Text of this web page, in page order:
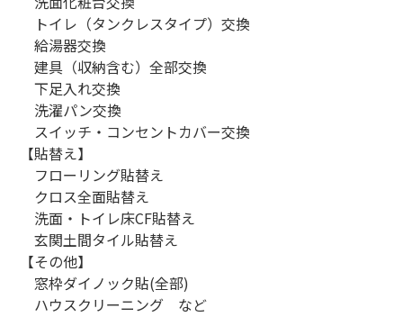
トイレ（タンクレスタイプ）交換
給湯器交換
建具（収納含む）全部交換
下足入れ交換
洗濯パン交換
スイッチ・コンセントカバー交換
【貼替え】
フローリング貼替え
クロス全面貼替え
洗面・トイレ床CF貼替え
玄関土間タイル貼替え
【その他】
窓枠ダイノック貼(全部)
ハウスクリーニング など